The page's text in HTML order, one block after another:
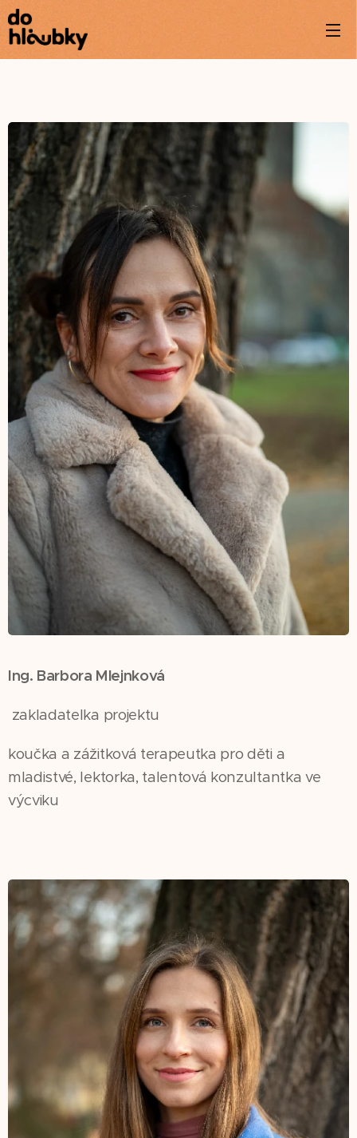
Ing. Barbora Mlejnková
zakladatelka projektu
koučka a zážitková terapeutka pro děti a
mladistvé, lektorka, talentová konzultantka ve
výcviku